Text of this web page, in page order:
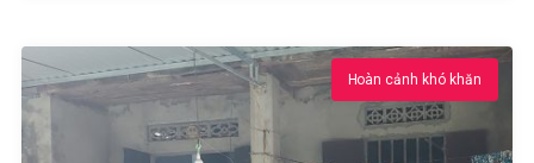
Hoàn cảnh khó khăn